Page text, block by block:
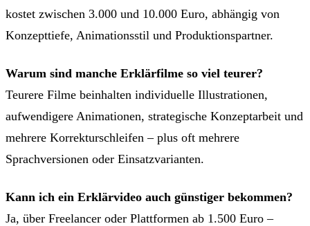
kostet zwischen 3.000 und 10.000 Euro, abhängig von
Konzepttiefe, Animationsstil und Produktionspartner.
Warum sind manche Erklärfilme so viel teurer?
Teurere Filme beinhalten individuelle Illustrationen,
aufwendigere Animationen, strategische Konzeptarbeit und
mehrere Korrekturschleifen – plus oft mehrere
Sprachversionen oder Einsatzvarianten.
Kann ich ein Erklärvideo auch günstiger bekommen?
Ja, über Freelancer oder Plattformen ab 1.500 Euro –